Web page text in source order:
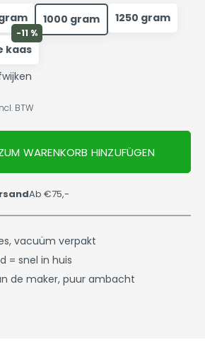
1000 gram 1250 gram
-11 %
kaas
BTW
WARENKORB HINZUFÜGEN
Ab €75,-
vacuüm verpakt
= snel in huis
de maker, puur ambacht